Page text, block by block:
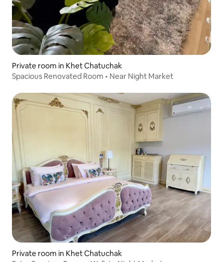
Private room in Khet Chatuchak
Spacious Renovated Room • Near Night Market
Private room in Khet Chatuchak